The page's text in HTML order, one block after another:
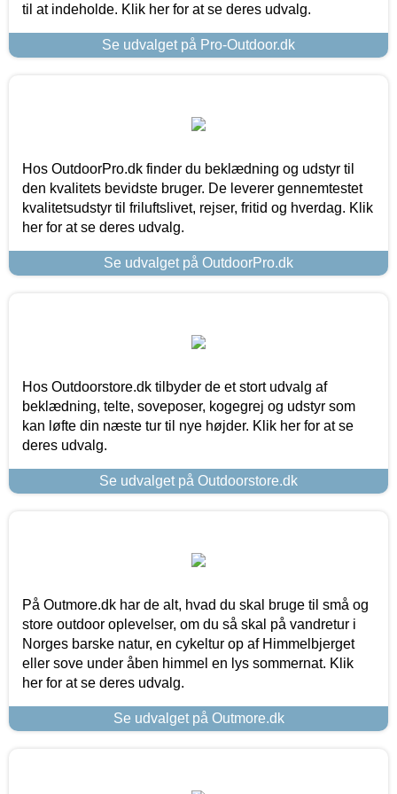
til at indeholde. Klik her for at se deres udvalg.
Se udvalget på Pro-Outdoor.dk
Hos OutdoorPro.dk finder du beklædning og udstyr til
den kvalitets bevidste bruger. De leverer gennemtestet
kvalitetsudstyr til friluftslivet, rejser, fritid og hverdag. Klik
her for at se deres udvalg.
Se udvalget på OutdoorPro.dk
Hos Outdoorstore.dk tilbyder de et stort udvalg af
beklædning, telte, soveposer, kogegrej og udstyr som
kan løfte din næste tur til nye højder. Klik her for at se
deres udvalg.
Se udvalget på Outdoorstore.dk
På Outmore.dk har de alt, hvad du skal bruge til små og
store outdoor oplevelser, om du så skal på vandretur i
Norges barske natur, en cykeltur op af Himmelbjerget
eller sove under åben himmel en lys sommernat. Klik
her for at se deres udvalg.
Se udvalget på Outmore.dk